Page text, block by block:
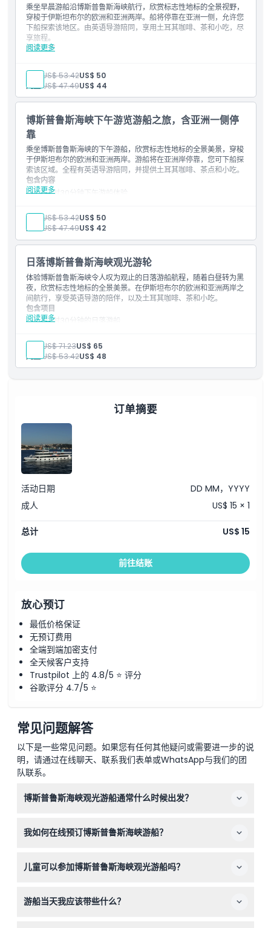
如何到达那里
如何兑换
取消政策
不含内容
导游
餐饮
其他个人费用
小费和酬金
数字音频导览（手机下载）
提供中文／英文／西班牙文／法文／德文音频导览
2小时，导览游，Dolmabahce宫殿，Ortaköy，伊斯坦布
尔，博斯普鲁斯大桥，Rumeli堡垒，Fatih苏丹穆罕默德桥，
Emirgan公园，Anatolian堡垒，Küçüksu Kasrı，
Beylerbeyi宫
接送时间
您可以选择以下出发时间：12:45，14:45，16:45。
您可以选择以下返程时间：15:45，17:45。可用选项可能根据您
在预订时选择的出发时间和行程时长有所不同。
乘坐早晨游船沿博斯普鲁斯海峡航行，欣赏标志性地标的全景视野，
穿梭于伊斯坦布尔的欧洲和亚洲两岸。船将停靠在亚洲一侧，允许您
下船探索该地区。由英语导游陪同，享用土耳其咖啡、茶和小吃，尽
享旅程。
阅读更多
包含内容
导游服务
小吃和点心
咖啡和茶
注意事项
导游语言：英语
景点包括：多尔玛巴赫切清真寺、多尔玛巴赫切宫、齐拉甘宫、
梅利要塞、法提赫苏丹穆罕默德大桥、安纳托利亚堡、库丘克苏
宫、贝伊勒贝伊宫、于斯屈达尔、伊斯坦布尔少女塔、金角湾、
加拉塔大桥、加拉塔港伊斯坦布尔
成人: US$ 53.42US$ 50
儿童:US$ 47.49US$ 44
博斯普鲁斯海峡下午游览游船之旅，含亚洲一侧停
靠
乘坐博斯普鲁斯海峡的下午游船，欣赏标志性地标的全景美景，穿梭
于伊斯坦布尔的欧洲和亚洲两岸。游船将在亚洲岸停靠，您可下船探
索该区域。全程有英语导游陪同，并提供土耳其咖啡、茶点和小吃。
阅读更多
包含内容
2小时30分钟下午游船体验
小吃和手指食品
咖啡和茶
导游语言：英语
重点景点：多尔玛巴赫切清真寺、多尔玛巴赫切宫、奇拉罕宫、
奥尔塔科伊博斯普鲁斯大桥、阿尔纳沃特科伊、贝贝克社区、鲁
梅利城堡、法提赫苏丹穆罕默德大桥、安纳托利亚堡垒、库丘克
苏宫、贝伊勒贝伊宫、于斯库达尔、伊斯坦布尔少女塔、金角
湾、加拉塔大桥、Galataport伊斯坦布尔
成人: US$ 53.42US$ 50
儿童: US$ 47.49US$ 42
日落博斯普鲁斯海峡观光游轮
体验博斯普鲁斯海峡令人叹为观止的日落游船航程，随着白昼转为黑
夜，欣赏标志性地标的全景美景。在伊斯坦布尔的欧洲和亚洲两岸之
间航行，享受英语导游的陪伴，以及土耳其咖啡、茶和小吃。
阅读更多
包含项目
2小时30分钟的日落游船
小吃和手指食物
咖啡和茶。
利希萨里、法提赫苏丹穆罕默德大桥、安纳托利亚堡垒、小库苏
宫、贝勒贝伊宫、于斯屈达尔、伊斯坦布尔少女塔、金角湾、加
拉塔大桥、加拉塔港伊斯坦布尔
成人: US$ 71.23US$ 65
儿童:US$ 53.42US$ 48
订单摘要
活动日期
DD MM，YYYY
成人
US$ 15 × 1
总计 US$ 15
前往结账
放心预订
最低价格保证
无预订费用
全端到端加密支付
全天候客户支持
Trustpilot 上的 4.8/5 ⭐ 评分
谷歌评分 4.7/5 ⭐
常见问题解答
以下是一些常见问题。如果您有任何其他疑问或需要进一步的说
明，请通过在线聊天、联系我们表单或WhatsApp与我们的团
队联系。
博斯普鲁斯海峡观光游船通常什么时候出发？
到晚上11:30左右。夜间和日落游船通常在晚上7:00至8:00
我如何在线预订博斯普鲁斯海峡游船？
船，选择您偏好的日期、时间和乘客人数即可完成预订。
儿童可以参加博斯普鲁斯海峡观光游船吗？
买与成人同价的票。
游船当天我应该带些什么？